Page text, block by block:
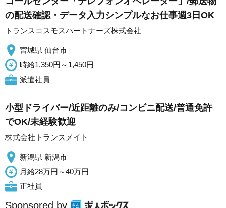
の配送確認・データ入力シンプルなお仕事週3日OK
トランスコスモスパートナーズ株式会社
宮城県 仙台市
時給1,350円～1,450円
派遣社員
小型ドライバー/近距離のみ/コンビニ配送/普通免許
でOK/未経験歓迎
株式会社トランスメイト
新潟県 新潟市
月給28万円～40万円
正社員
Sponsored by